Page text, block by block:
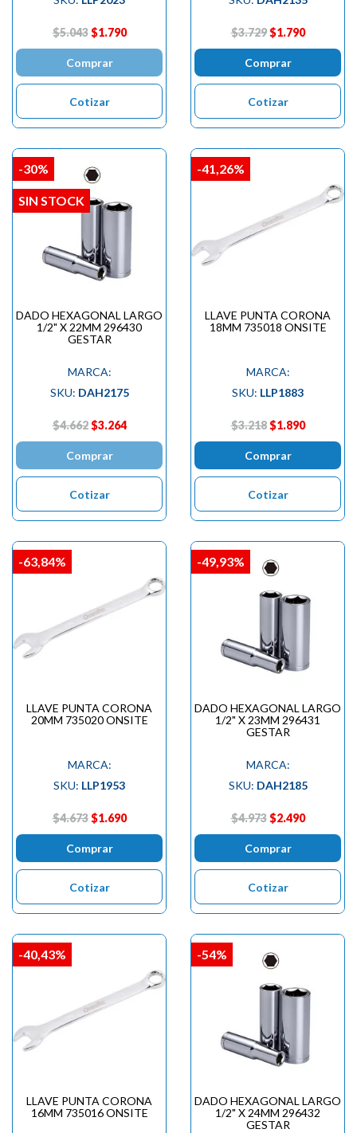
$5.043 $1.790
Comprar
Cotizar
$3.729 $1.790
Comprar
Cotizar
DADO HEXAGONAL LARGO
1/2" X 22MM 296430
GESTAR
MARCA:
SKU: DAH2175
$4.662 $3.264
Comprar
Cotizar
-30%
SIN STOCK
LLAVE PUNTA CORONA
18MM 735018 ONSITE
MARCA:
SKU: LLP1883
$3.218 $1.890
Comprar
Cotizar
-41,26%
LLAVE PUNTA CORONA
20MM 735020 ONSITE
MARCA:
SKU: LLP1953
$4.673 $1.690
Comprar
Cotizar
-63,84%
DADO HEXAGONAL LARGO
1/2" X 23MM 296431
GESTAR
MARCA:
SKU: DAH2185
$4.973 $2.490
Comprar
Cotizar
-49,93%
LLAVE PUNTA CORONA
16MM 735016 ONSITE
-40,43%
DADO HEXAGONAL LARGO
1/2" X 24MM 296432
GESTAR
-54%